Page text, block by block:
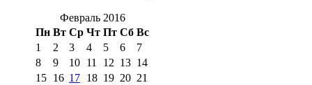
Февраль 2016
Пн Вт Ср Чт Пт Сб Вс
1
2 3 4 5 6
7
8
9 10 11 12 13 14
15 16 17 18 19 20 21